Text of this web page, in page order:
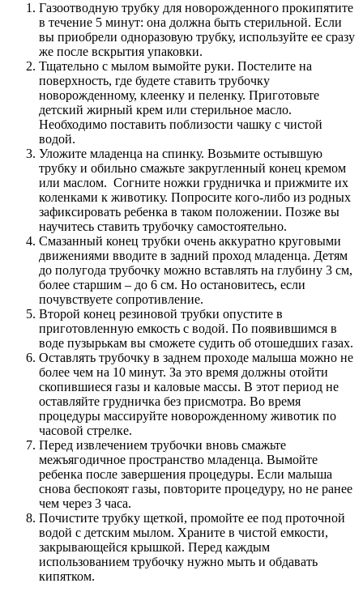
Газоотводную трубку для новорожденного прокипятите
в течение 5 минут: она должна быть стерильной. Если
вы приобрели одноразовую трубку, используйте ее сразу
же после вскрытия упаковки.
Тщательно с мылом вымойте руки. Постелите на
поверхность, где будете ставить трубочку
новорожденному, клеенку и пеленку. Приготовьте
детский жирный крем или стерильное масло.
Необходимо поставить поблизости чашку с чистой
водой.
Уложите младенца на спинку. Возьмите остывшую
трубку и обильно смажьте закругленный конец кремом
или маслом. Согните ножки грудничка и прижмите их
коленками к животику. Попросите кого-либо из родных
зафиксировать ребенка в таком положении. Позже вы
научитесь ставить трубочку самостоятельно.
Смазанный конец трубки очень аккуратно круговыми
движениями вводите в задний проход младенца. Детям
до полугода трубочку можно вставлять на глубину 3 см,
более старшим – до 6 см. Но остановитесь, если
почувствуете сопротивление.
Второй конец резиновой трубки опустите в
приготовленную емкость с водой. По появившимся в
воде пузырькам вы сможете судить об отошедших газах.
Оставлять трубочку в заднем проходе малыша можно не
более чем на 10 минут. За это время должны отойти
скопившиеся газы и каловые массы. В этот период не
оставляйте грудничка без присмотра. Во время
процедуры массируйте новорожденному животик по
часовой стрелке.
Перед извлечением трубочки вновь смажьте
межъягодичное пространство младенца. Вымойте
ребенка после завершения процедуры. Если малыша
снова беспокоят газы, повторите процедуру, но не ранее
чем через 3 часа.
Почистите трубку щеткой, промойте ее под проточной
водой с детским мылом. Храните в чистой емкости,
закрывающейся крышкой. Перед каждым
использованием трубочку нужно мыть и обдавать
кипятком.